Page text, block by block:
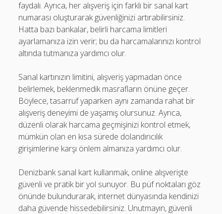
faydalı. Ayrıca, her alışveriş için farklı bir sanal kart
numarası oluşturarak güvenliğinizi artırabilirsiniz.
Hatta bazı bankalar, belirli harcama limitleri
ayarlamanıza izin verir; bu da harcamalarınızı kontrol
altında tutmanıza yardımcı olur.
Sanal kartınızın limitini, alışveriş yapmadan önce
belirlemek, beklenmedik masrafların önüne geçer.
Böylece, tasarruf yaparken aynı zamanda rahat bir
alışveriş deneyimi de yaşamış olursunuz. Ayrıca,
düzenli olarak harcama geçmişinizi kontrol etmek,
mümkün olan en kısa sürede dolandırıcılık
girişimlerine karşı önlem almanıza yardımcı olur.
Denizbank sanal kart kullanmak, online alışverişte
güvenli ve pratik bir yol sunuyor. Bu püf noktaları göz
önünde bulundurarak, internet dünyasında kendinizi
daha güvende hissedebilirsiniz. Unutmayın, güvenli